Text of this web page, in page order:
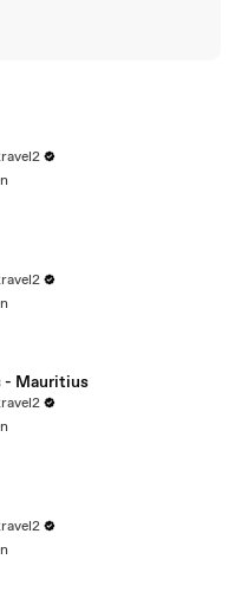
- Mauritius